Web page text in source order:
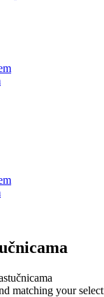
matching your